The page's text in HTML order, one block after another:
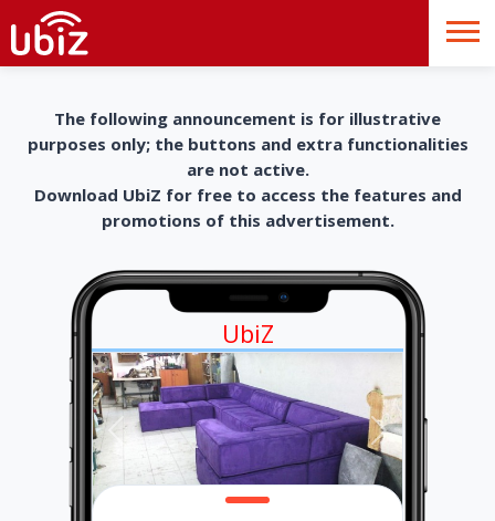
The following announcement is for illustrative
purposes only; the buttons and extra functionalities
are not active.
Download UbiZ for free to access the features and
promotions of this advertisement.
UbiZ